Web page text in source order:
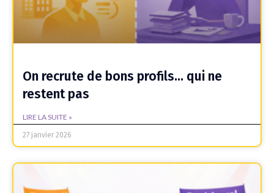
On recrute de bons profils… qui ne
restent pas
LIRE LA SUITE »
27 janvier 2026